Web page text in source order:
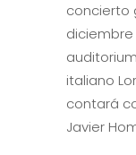
concierto
diciembre
italiano
contará
Javier